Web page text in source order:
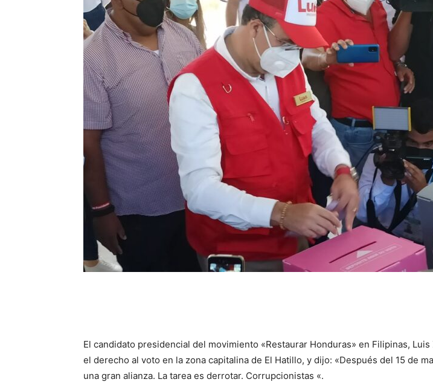
El candidato presidencial del movimiento «Restaurar Honduras» en Filipinas, Luis
el derecho al voto en la zona capitalina de El Hatillo, y dijo: «Después del 15 de
una gran alianza. La tarea es derrotar. Corrupcionistas «.